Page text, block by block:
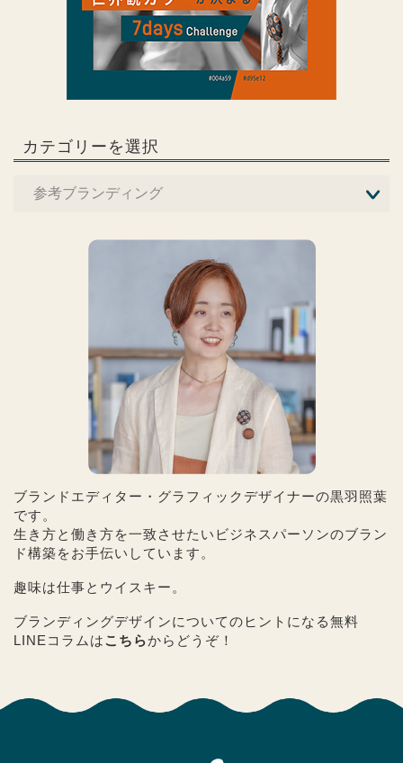
カテゴリーを選択
ブランドエディター・グラフィックデザイナーの黒羽照葉
です。
生き方と働き方を一致させたいビジネスパーソンのブラン
ド構築をお手伝いしています。
趣味は仕事とウイスキー。
ブランディングデザインについてのヒントになる無料
LINEコラムはこちらからどうぞ！